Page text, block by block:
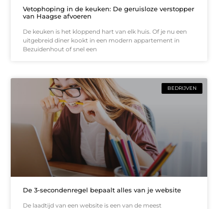
Vetophoping in de keuken: De geruisloze verstopper
van Haagse afvoeren
De keuken is het kloppend hart van elk huis. Of je nu een
uitgebreid diner kookt in een modern appartement in
Bezuidenhout of snel een
BEDRIJVEN
De 3-secondenregel bepaalt alles van je website
De laadtijd van een website is een van de meest